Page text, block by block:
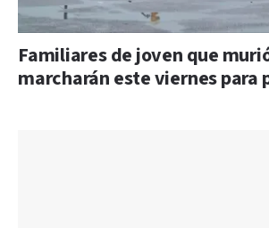
Familiares de joven que
marcharán este viernes para